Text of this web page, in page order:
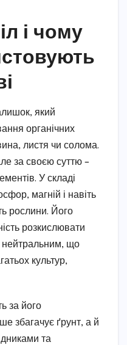
і чому
який
органічних
листя чи солома.
за своєю суттю –
У складі
магній і навіть
рослини. Його
розкислювати
нейтральним, що
культур,
за його
збагачує ґрунт, а й
та